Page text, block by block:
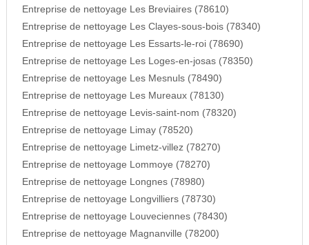
Entreprise de nettoyage Les Breviaires (78610)
Entreprise de nettoyage Les Clayes-sous-bois (78340)
Entreprise de nettoyage Les Essarts-le-roi (78690)
Entreprise de nettoyage Les Loges-en-josas (78350)
Entreprise de nettoyage Les Mesnuls (78490)
Entreprise de nettoyage Les Mureaux (78130)
Entreprise de nettoyage Levis-saint-nom (78320)
Entreprise de nettoyage Limay (78520)
Entreprise de nettoyage Limetz-villez (78270)
Entreprise de nettoyage Lommoye (78270)
Entreprise de nettoyage Longnes (78980)
Entreprise de nettoyage Longvilliers (78730)
Entreprise de nettoyage Louveciennes (78430)
Entreprise de nettoyage Magnanville (78200)